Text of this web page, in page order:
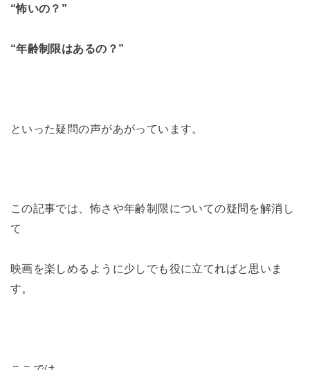
“怖いの？”
“年齢制限はあるの？”
といった疑問の声があがっています。
この記事では、怖さや年齢制限についての疑問を解消し
て
映画を楽しめるように少しでも役に立てればと思いま
す。